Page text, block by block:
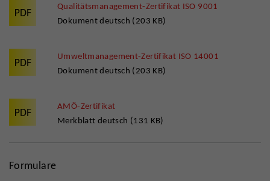
Qualitätsmanagement-Zertifikat ISO 9001
Dokument deutsch (203 KB)
Umweltmanagement-Zertifikat ISO 14001
Dokument deutsch (203 KB)
AMÖ-Zertifikat
Merkblatt deutsch (131 KB)
Formulare